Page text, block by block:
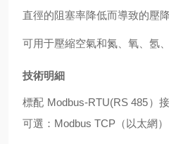
直徑的阻塞率降低而導致的壓
可用于壓縮空氣和氮、氧、氬
技術明細
標配 Modbus-RTU(RS 485）
可選：Modbus TCP（以太網